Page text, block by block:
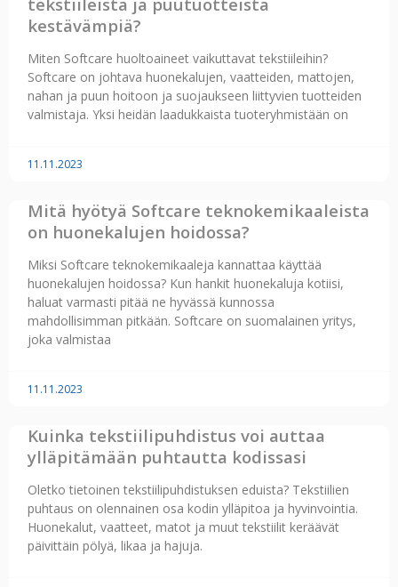
kestävämpiä?
Miten Softcare huoltoaineet vaikuttavat tekstiileihin?
Softcare on johtava huonekalujen, vaatteiden, mattojen,
nahan ja puun hoitoon ja suojaukseen liittyvien tuotteiden
valmistaja. Yksi heidän laadukkaista tuoteryhmistään on
11.11.2023
Mitä hyötyä Softcare teknokemikaaleista
on huonekalujen hoidossa?
Miksi Softcare teknokemikaaleja kannattaa käyttää
huonekalujen hoidossa? Kun hankit huonekaluja kotiisi,
haluat varmasti pitää ne hyvässä kunnossa
mahdollisimman pitkään. Softcare on suomalainen yritys,
joka valmistaa
11.11.2023
Kuinka tekstiilipuhdistus voi auttaa
ylläpitämään puhtautta kodissasi
Oletko tietoinen tekstiilipuhdistuksen eduista? Tekstiilien
puhtaus on olennainen osa kodin ylläpitoa ja hyvinvointia.
Huonekalut, vaatteet, matot ja muut tekstiilit keräävät
päivittäin pölyä, likaa ja hajuja.